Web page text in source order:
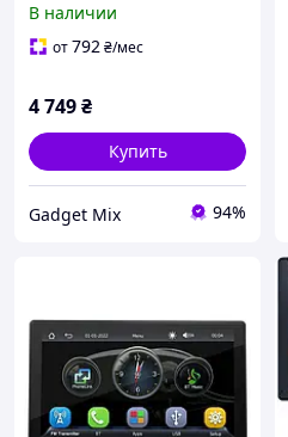
дюймовым экраном и
поддержкой CarPlay и
В наличии
от792₴/мес
4 749₴
Купить
Gadget Mix 94%